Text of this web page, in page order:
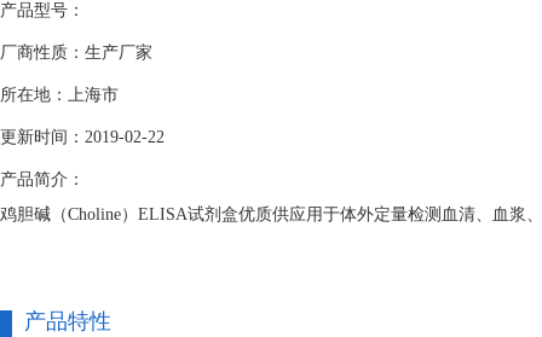
产品型号：
厂商性质：生产厂家
所在地：上海市
更新时间：2019-02-22
产品简介：
鸡胆碱（Choline）ELISA试剂盒优质供应用于体外定量检测血清、血浆
产品特性